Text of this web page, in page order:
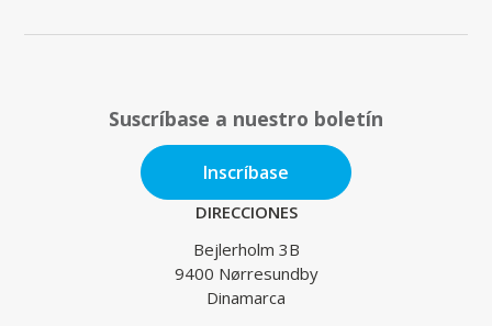
Suscríbase a nuestro boletín
Inscríbase
DIRECCIONES
Bejlerholm 3B
9400 Nørresundby
Dinamarca